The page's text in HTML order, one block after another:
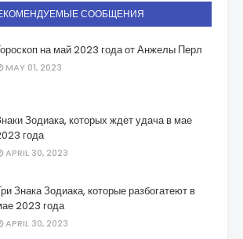
СООБЩЕНИЯ
на май 2023 года от Анжелы Перл
MAY 01, 2023
Зодиака, которых ждет удача в мае
года
APRIL 30, 2023
Знака Зодиака, которые разбогатеют в
2023 года
APRIL 30, 2023